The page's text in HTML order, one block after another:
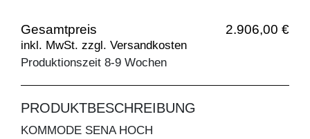
Gesamtpreis 2.906,00 €
inkl. MwSt. zzgl. Versandkosten
Produktionszeit 8-9 Wochen
PRODUKTBESCHREIBUNG
KOMMODE SENA HOCH